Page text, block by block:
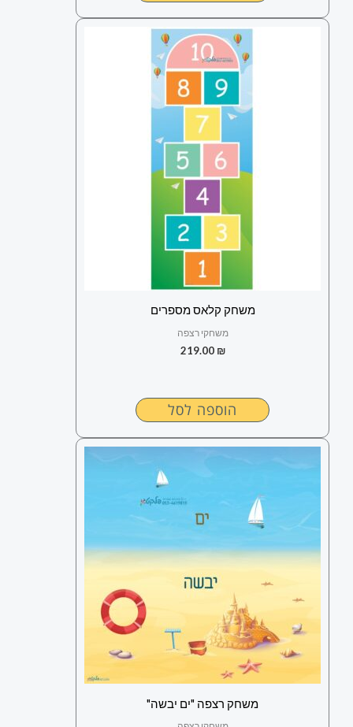
משחק קלאס מספרים
משחקי רצפה
219.00 ₪
הוספה לסל
משחק רצפה "ים יבשה"